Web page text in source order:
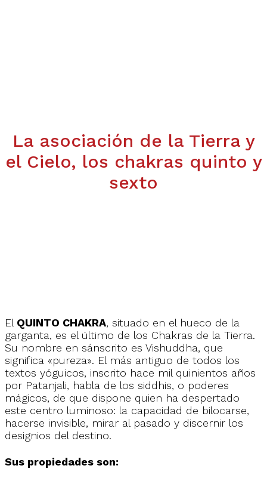
La asociación de la Tierra y
el Cielo, los chakras quinto y
sexto
El QUINTO CHAKRA, situado en el hueco de la
garganta, es el último de los Chakras de la Tierra.
Su nombre en sánscrito es Vishuddha, que
significa «pureza». El más antiguo de todos los
textos yóguicos, inscrito hace mil quinientos años
por Patanjali, habla de los siddhis, o poderes
mágicos, de que dispone quien ha despertado
este centro luminoso: la capacidad de bilocarse,
hacerse invisible, mirar al pasado y discernir los
designios del destino.
Sus propiedades son: